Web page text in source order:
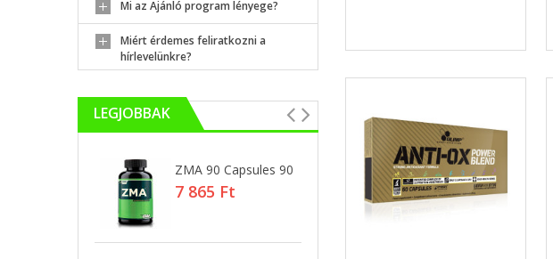
Mi az Ajánló program lényege?
Miért érdemes feliratkozni a
hírlevelünkre?
LEGJOBBAK
ZMA 90 Capsules 90
7 865 Ft
Xtreme Napalm
Igniter
590 Ft